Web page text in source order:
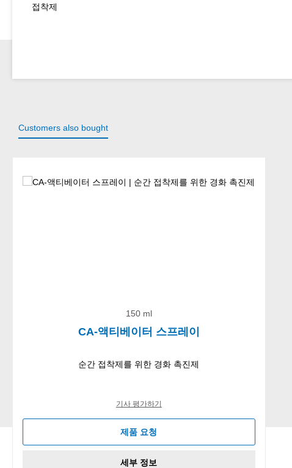
접착제
Customers also bought
150 ml
CA-액티베이터 스프레이
순간 접착제를 위한 경화 촉진제
기사 평가하기
제품 요청
세부 정보